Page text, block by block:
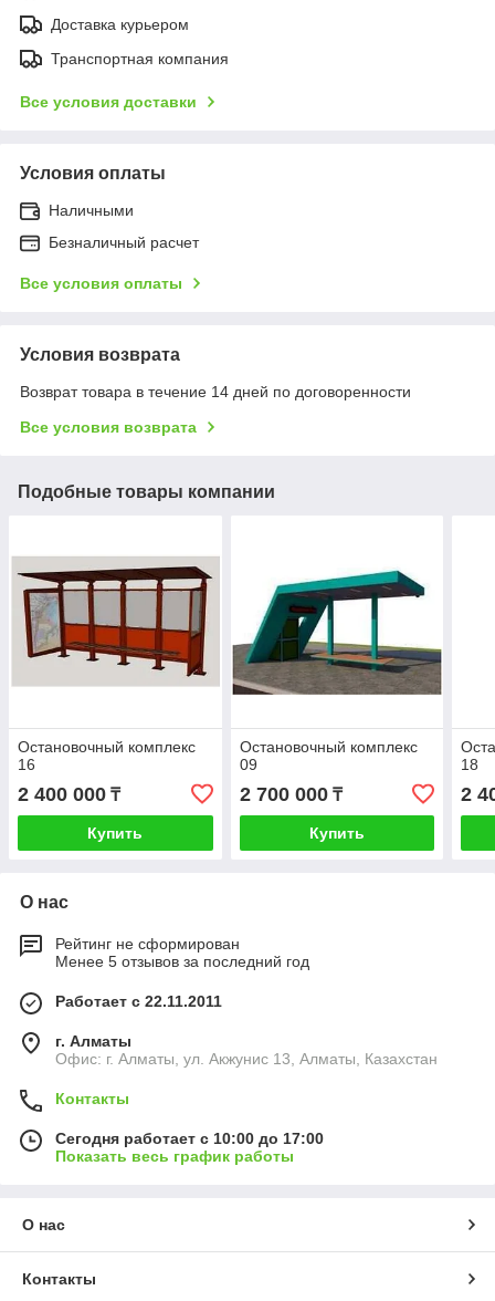
Доставка курьером
Транспортная компания
Все условия доставки
Условия оплаты
Наличными
Безналичный расчет
Все условия оплаты
Условия возврата
Возврат товара в течение 14 дней по договоренности
Все условия возврата
Подобные товары компании
Остановочный комплекс
16
2 400 000 ₸
Купить
Остановочный комплекс
09
2 700 000₸
Купить
18
2
О нас
Рейтинг не сформирован
Менее 5 отзывов за последний год
Работает с 22.11.2011
г. Алматы
Офис: г. Алматы, ул. Акжунис 13, Алматы, Казахстан
Контакты
Сегодня работает с 10:00 до 17:00
Показать весь график работы
О нас
Контакты